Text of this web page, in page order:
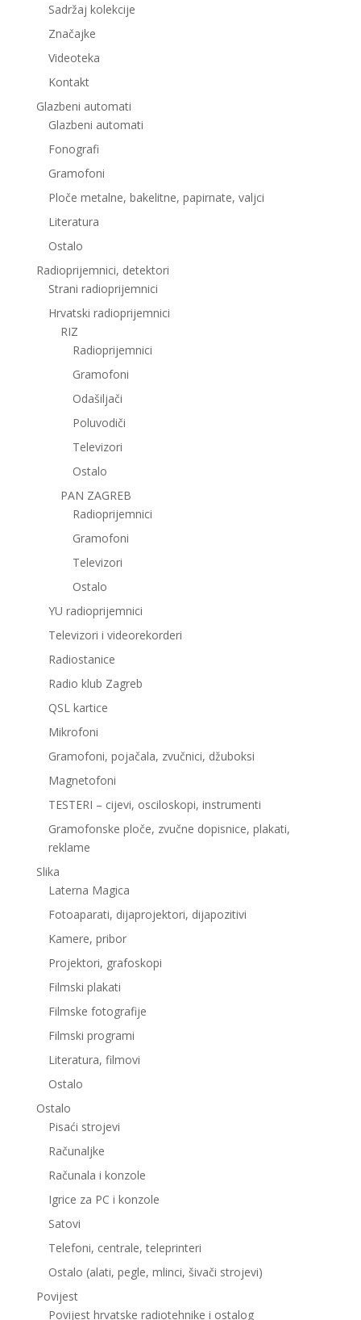
Sadržaj kolekcije
Značajke
Videoteka
Kontakt
Glazbeni automati
Glazbeni automati
Fonografi
Gramofoni
Ploče metalne, bakelitne, papirnate, valjci
Literatura
Ostalo
Radioprijemnici, detektori
Strani radioprijemnici
Hrvatski radioprijemnici
RIZ
Radioprijemnici
Gramofoni
Odašiljači
Poluvodiči
Televizori
Ostalo
PAN ZAGREB
Radioprijemnici
Gramofoni
Televizori
Ostalo
YU radioprijemnici
Televizori i videorekorderi
Radiostanice
Radio klub Zagreb
QSL kartice
Mikrofoni
Gramofoni, pojačala, zvučnici, džuboksi
Magnetofoni
TESTERI – cijevi, osciloskopi, instrumenti
Gramofonske ploče, zvučne dopisnice, plakati,
reklame
Slika
Laterna Magica
Fotoaparati, dijaprojektori, dijapozitivi
Kamere, pribor
Projektori, grafoskopi
Filmski plakati
Filmske fotografije
Filmski programi
Literatura, filmovi
Ostalo
Ostalo
Pisaći strojevi
Računaljke
Računala i konzole
Igrice za PC i konzole
Satovi
Telefoni, centrale, teleprinteri
Ostalo (alati, pegle, mlinci, šivači strojevi)
Povijest
Povijest hrvatske radiotehnike i ostalog